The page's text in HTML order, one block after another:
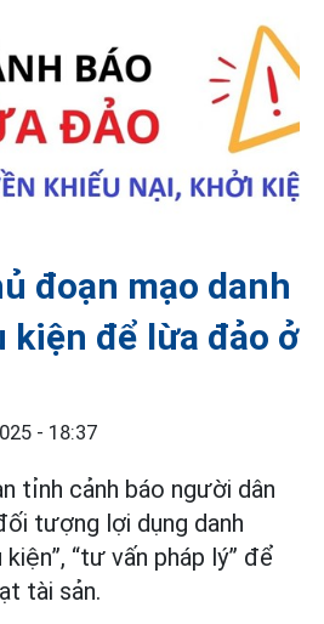
đoạn mạo danh
kiện để lừa đảo ở
- 18:37
tỉnh cảnh báo người dân
tượng lợi dụng danh
“tư vấn pháp lý” để
tài sản.